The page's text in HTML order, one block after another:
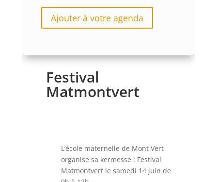
Ajouter à votre agenda
Festival
Matmontvert
L’école maternelle de Mont Vert
organise sa kermesse : Festival
Matmontvert le samedi 14 juin de